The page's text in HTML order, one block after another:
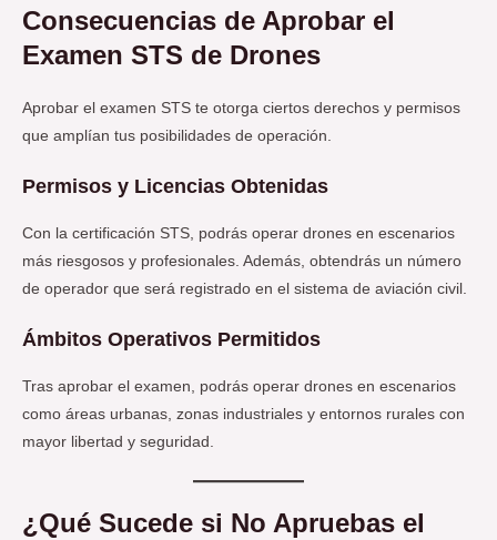
Consecuencias de Aprobar el
Examen STS de Drones
Aprobar el examen STS te otorga ciertos derechos y permisos
que amplían tus posibilidades de operación.
Permisos y Licencias Obtenidas
Con la certificación STS, podrás operar drones en escenarios
más riesgosos y profesionales. Además, obtendrás un número
de operador que será registrado en el sistema de aviación civil.
Ámbitos Operativos Permitidos
Tras aprobar el examen, podrás operar drones en escenarios
como áreas urbanas, zonas industriales y entornos rurales con
mayor libertad y seguridad.
¿Qué Sucede si No Apruebas el